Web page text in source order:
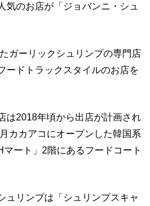
気のお店が「ジョバンニ・シュ
ガーリックシュリンプの専門店
ードトラックスタイルのお店を
は2018年頃から出店が計画され
カカアコにオープンした韓国系
ート」2階にあるフードコート
ュリンプは「シュリンプスキャ